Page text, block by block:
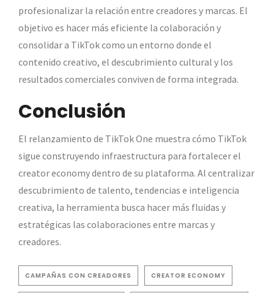
profesionalizar la relación entre creadores y marcas. El
objetivo es hacer más eficiente la colaboración y
consolidar a TikTok como un entorno donde el
contenido creativo, el descubrimiento cultural y los
resultados comerciales conviven de forma integrada.
Conclusión
El relanzamiento de TikTok One muestra cómo TikTok
sigue construyendo infraestructura para fortalecer el
creator economy dentro de su plataforma. Al centralizar
descubrimiento de talento, tendencias e inteligencia
creativa, la herramienta busca hacer más fluidas y
estratégicas las colaboraciones entre marcas y
creadores.
CAMPAÑAS CON CREADORES CREATOR ECONOMY